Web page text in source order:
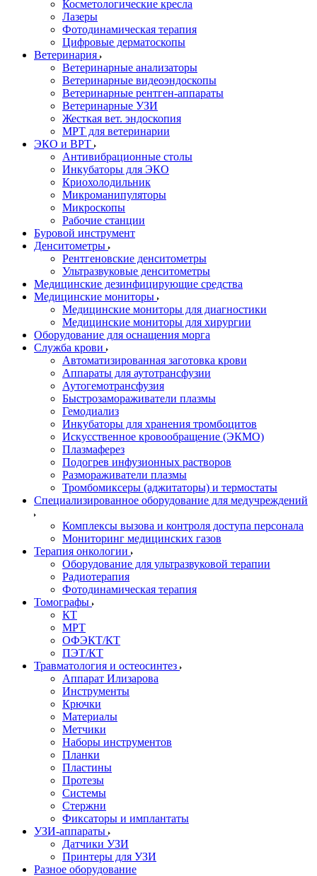
Косметологические кресла
Лазеры
Фотодинамическая терапия
Цифровые дерматоскопы
Ветеринария
Ветеринарные анализаторы
Ветеринарные видеоэндоскопы
Ветеринарные рентген-аппараты
Ветеринарные УЗИ
Жесткая вет. эндоскопия
МРТ для ветеринарии
ЭКО и ВРТ
Антивибрационные столы
Инкубаторы для ЭКО
Криохолодильник
Микроманипуляторы
Микроскопы
Рабочие станции
Буровой инструмент
Денситометры
Рентгеновские денситометры
Ультразвуковые денситометры
Медицинские дезинфицирующие средства
Медицинские мониторы
Медицинские мониторы для диагностики
Медицинские мониторы для хирургии
Оборудование для оснащения морга
Служба крови
Автоматизированная заготовка крови
Аппараты для аутотрансфузии
Аутогемотрансфузия
Быстрозамораживатели плазмы
Гемодиализ
Инкубаторы для хранения тромбоцитов
Искусственное кровообращение (ЭКМО)
Плазмаферез
Подогрев инфузионных растворов
Размораживатели плазмы
Тромбомиксеры (аджитаторы) и термостаты
Специализированное оборудование для медучреждений
Комплексы вызова и контроля доступа персонала
Мониторинг медицинских газов
Терапия онкологии
Оборудование для ультразвуковой терапии
Радиотерапия
Фотодинамическая терапия
Томографы
КТ
МРТ
ОФЭКТ/КТ
ПЭТ/КТ
Травматология и остеосинтез
Аппарат Илизарова
Инструменты
Крючки
Материалы
Метчики
Наборы инструментов
Планки
Пластины
Протезы
Системы
Стержни
Фиксаторы и имплантаты
УЗИ-аппараты
Датчики УЗИ
Принтеры для УЗИ
Разное оборудование